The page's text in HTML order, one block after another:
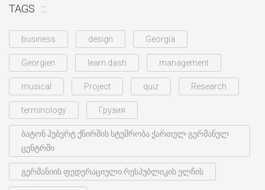
TAGS
business design Georgia
Georgien learn dash management
musical Project quiz Research
terminology Грузия
ბატონ ჰუბერტ ქნირშის სტუმრობა ქართულ-გერმანულ
ცენტრში
გერმანიის ფედერაციული რესპუბლიკის ელჩის